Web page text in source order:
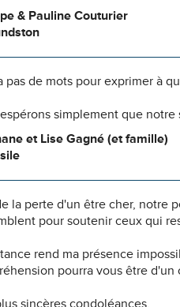
& Pauline Couturier
pas de mots pour exprimer à
simplement que
et Lise Gagné (et famille)
la perte d'un être cher, notre
pour soutenir ceux qui
rend ma présence
pourra vous être d'un
sincères condoléances.